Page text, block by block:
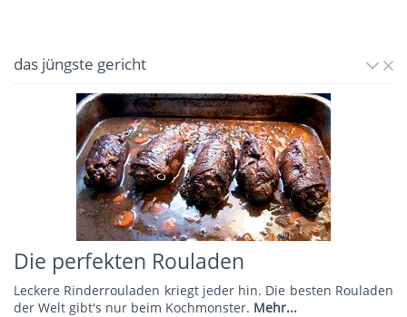
das jüngste gericht
Die perfekten Rouladen
Leckere Rinderrouladen kriegt jeder hin. Die besten Rouladen
der Welt gibt's nur beim Kochmonster. Mehr...